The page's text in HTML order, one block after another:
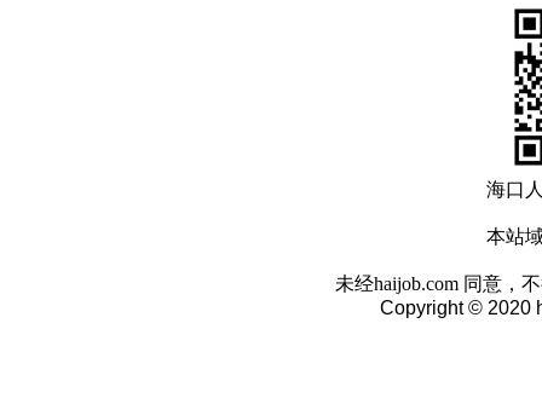
海口
本站
未经haijob.com 同意，
Copyright © 2020